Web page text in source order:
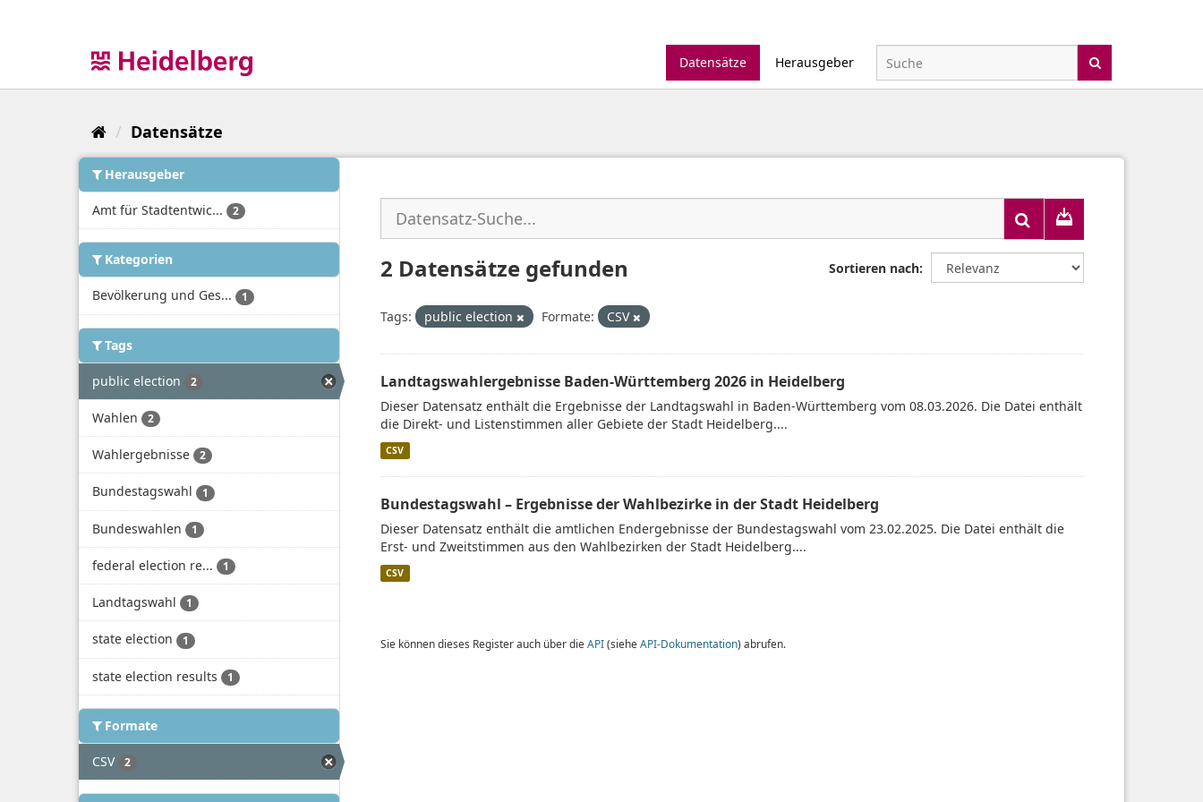
Datensätze
Herausgeber
Datensätze
Herausgeber
Amt für Stadtentwic... 2
Kategorien
Bevölkerung und Ges... 1
Tags
public election 2
Wahlen 2
Wahlergebnisse 2
Bundestagswahl 1
Bundeswahlen 1
federal election re... 1
Landtagswahl 1
state election 1
state election results 1
Formate
CSV 2
Sortieren nach
2 Datensätze gefunden
Tags: public election Formate: CSV
Landtagswahlergebnisse Baden-Württemberg 2026 in Heidelberg
Dieser Datensatz enthält die Ergebnisse der Landtagswahl in Baden-Württemberg vom 08.03.2026. Die Datei enthält
die Direkt- und Listenstimmen aller Gebiete der Stadt Heidelberg....
CSV
Bundestagswahl – Ergebnisse der Wahlbezirke in der Stadt Heidelberg
Dieser Datensatz enthält die amtlichen Endergebnisse der Bundestagswahl vom 23.02.2025. Die Datei enthält die
Erst- und Zweitstimmen aus den Wahlbezirken der Stadt Heidelberg....
CSV
Sie können dieses Register auch über die API(siehe API-Dokumentation) abrufen.